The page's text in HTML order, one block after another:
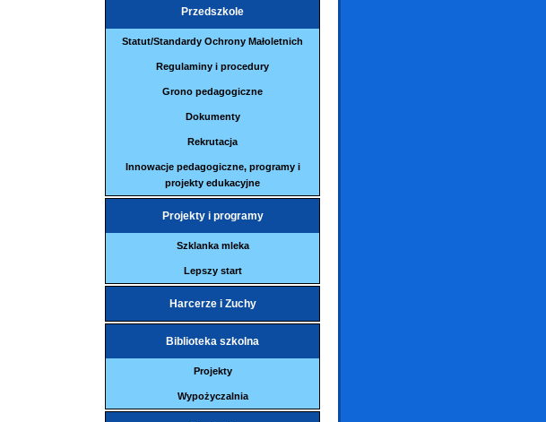
Przedszkole
Statut/Standardy Ochrony Małoletnich
Regulaminy i procedury
Grono pedagogiczne
Dokumenty
Rekrutacja
Innowacje pedagogiczne, programy i
projekty edukacyjne
Projekty i programy
Szklanka mleka
Lepszy start
Harcerze i Zuchy
Biblioteka szkolna
Projekty
Wypożyczalnia